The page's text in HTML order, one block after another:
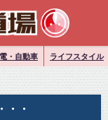
・自動車 ライフスタイル
・・